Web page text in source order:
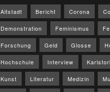
Altstadt Bericht Corona
Demonstration Feminismus
Forschung Geld Glosse
Hochschule Interview
Kunst Literatur Medizin